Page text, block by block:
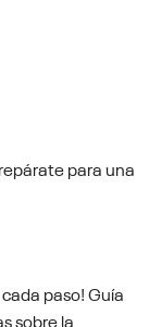
para una
paso! Guía
sobre la